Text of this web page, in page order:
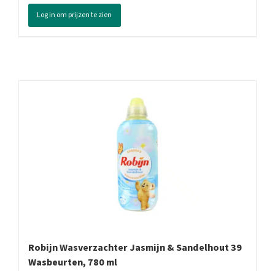
Wit
20
Wasbeurten,
Log in om prijzen te zien
Robijn Wasverzachter Jasmijn & Sandelhout 39
Wasbeurten, 780 ml